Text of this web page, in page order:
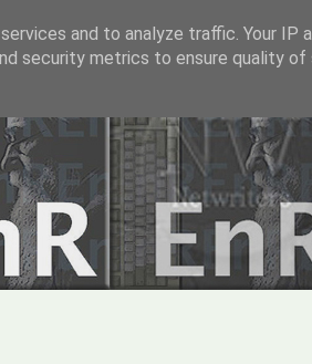
and to analyze traffic. Your IP
security metrics to ensure quality of